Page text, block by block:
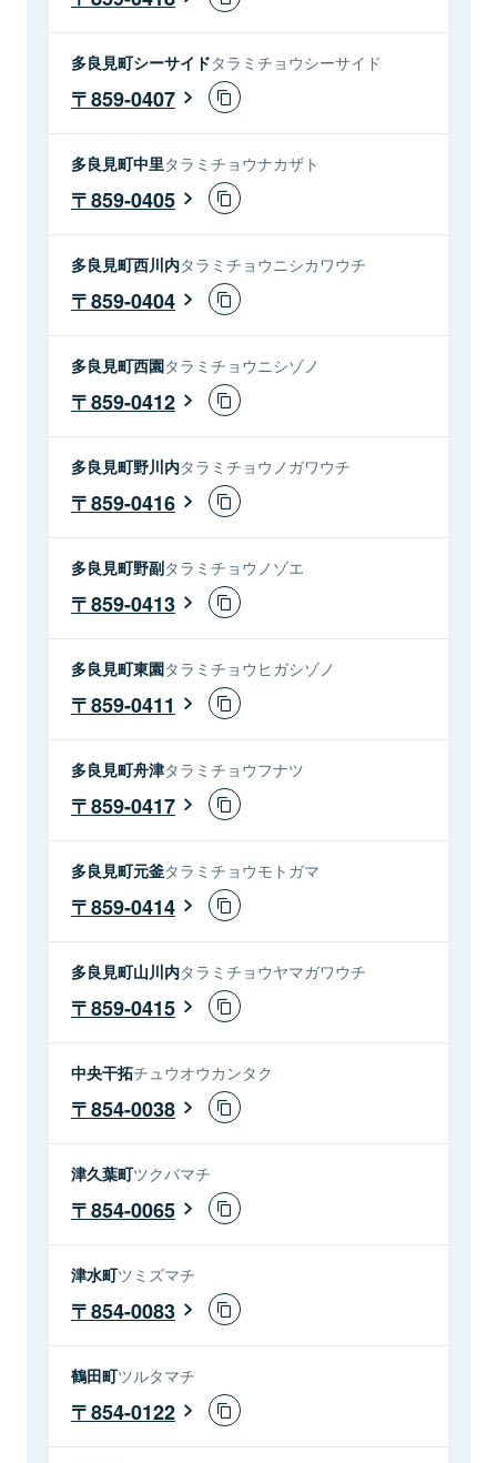
多良見町シーサイドタラミチョウシーサイド
859-0407
多良見町中里タラミチョウナカザト
859-0405
多良見町西川内タラミチョウニシカワウチ
859-0404
多良見町西園タラミチョウニシゾノ
859-0412
多良見町野川内タラミチョウノガワウチ
859-0416
多良見町野副タラミチョウノゾエ
859-0413
多良見町東園タラミチョウヒガシゾノ
859-0411
多良見町舟津タラミチョウフナツ
859-0417
多良見町元釜タラミチョウモトガマ
859-0414
多良見町山川内タラミチョウヤマガワウチ
859-0415
中央干拓チュウオウカンタク
854-0038
津久葉町ツクバマチ
854-0065
津水町ツミズマチ
854-0083
鶴田町ツルタマチ
854-0122